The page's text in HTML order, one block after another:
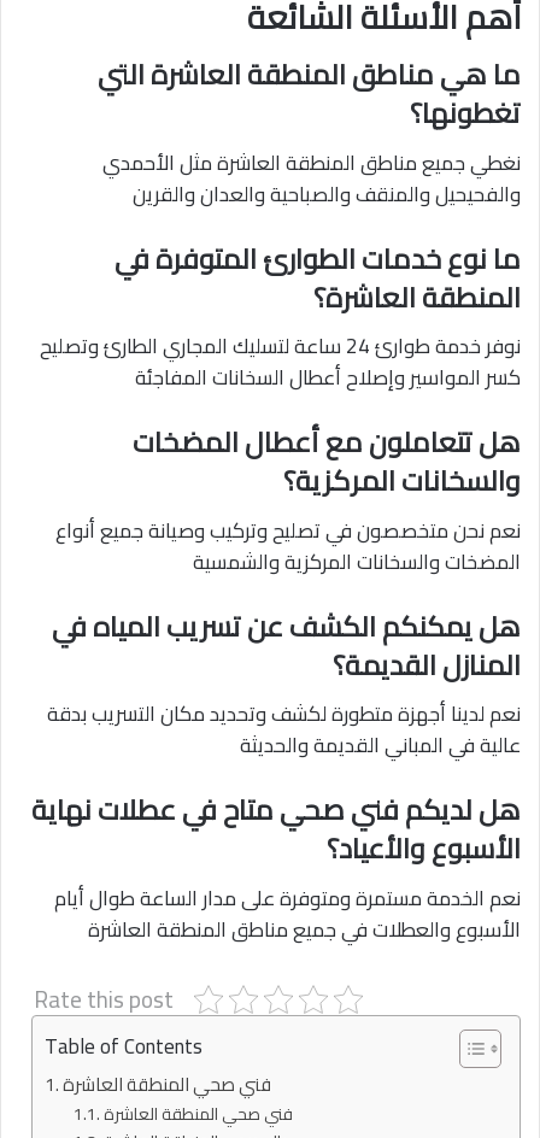
أهم الأسئلة الشائعة
ما هي مناطق المنطقة العاشرة التي
تغطونها؟
نغطي جميع مناطق المنطقة العاشرة مثل الأحمدي
والفحيحيل والمنقف والصباحية والعدان والقرين
ما نوع خدمات الطوارئ المتوفرة في
المنطقة العاشرة؟
نوفر خدمة طوارئ 24 ساعة لتسليك المجاري الطارئ وتصليح
كسر المواسير وإصلاح أعطال السخانات المفاجئة
هل تتعاملون مع أعطال المضخات
والسخانات المركزية؟
نعم نحن متخصصون في تصليح وتركيب وصيانة جميع أنواع
المضخات والسخانات المركزية والشمسية
هل يمكنكم الكشف عن تسريب المياه في
المنازل القديمة؟
نعم لدينا أجهزة متطورة لكشف وتحديد مكان التسريب بدقة
عالية في المباني القديمة والحديثة
هل لديكم فني صحي متاح في عطلات نهاية
الأسبوع والأعياد؟
نعم الخدمة مستمرة ومتوفرة على مدار الساعة طوال أيام
الأسبوع والعطلات في جميع مناطق المنطقة العاشرة
Rate this post
Table of Contents
فني صحي المنطقة العاشرة
فني صحي المنطقة العاشرة